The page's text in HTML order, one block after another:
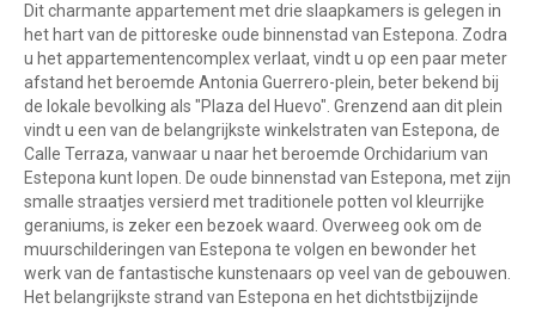
Dit charmante appartement met drie slaapkamers is gelegen in
het hart van de pittoreske oude binnenstad van Estepona. Zodra
u het appartementencomplex verlaat, vindt u op een paar meter
afstand het beroemde Antonia Guerrero-plein, beter bekend bij
de lokale bevolking als "Plaza del Huevo". Grenzend aan dit plein
vindt u een van de belangrijkste winkelstraten van Estepona, de
Calle Terraza, vanwaar u naar het beroemde Orchidarium van
Estepona kunt lopen. De oude binnenstad van Estepona, met zijn
smalle straatjes versierd met traditionele potten vol kleurrijke
geraniums, is zeker een bezoek waard. Overweeg ook om de
muurschilderingen van Estepona te volgen en bewonder het
werk van de fantastische kunstenaars op veel van de gebouwen.
Het belangrijkste strand van Estepona en het dichtstbijzijnde